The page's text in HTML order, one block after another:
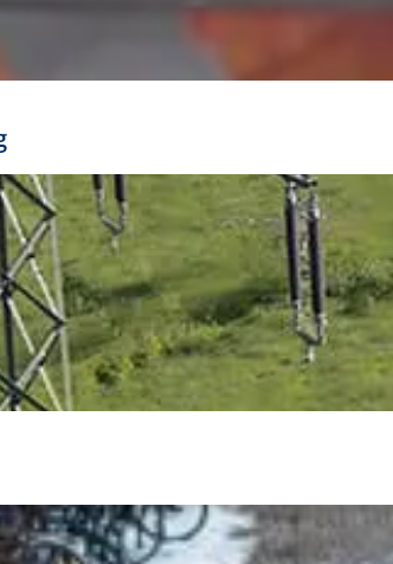
ergeben sich für gängige Formate
gesetzt werden. Dazu bedarf es jedoch